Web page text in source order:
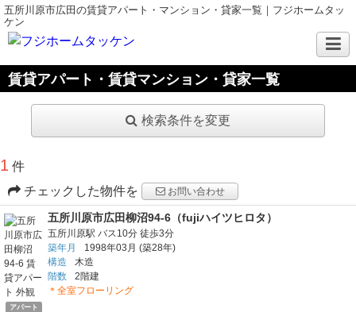
五所川原市広田の賃貸アパート・マンション・貸家一覧｜フジホームタッ
ケン
賃貸アパート・賃貸マンション・貸家一覧
検索条件を変更
1 件
チェックした物件を
お問い合わせ
アパート
五所川原市広田柳沼94-6（fujiハイツヒロタ）
五所川原駅 バス10分 徒歩3分
築年月
1998年03月 (築28年)
構造
木造
階数
2階建
＊全室フローリング